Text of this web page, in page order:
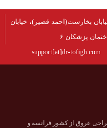
بخارست(احمد قصیر)، خیابان
پزشکان ۶
support[at]dr-tofigh.com
عروق از کشور فرانسه و